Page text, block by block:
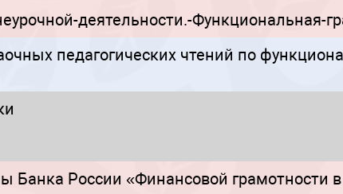
деятельности.-Функциональная-
педагогических чтений по
Банка России «Финансовой грамотности